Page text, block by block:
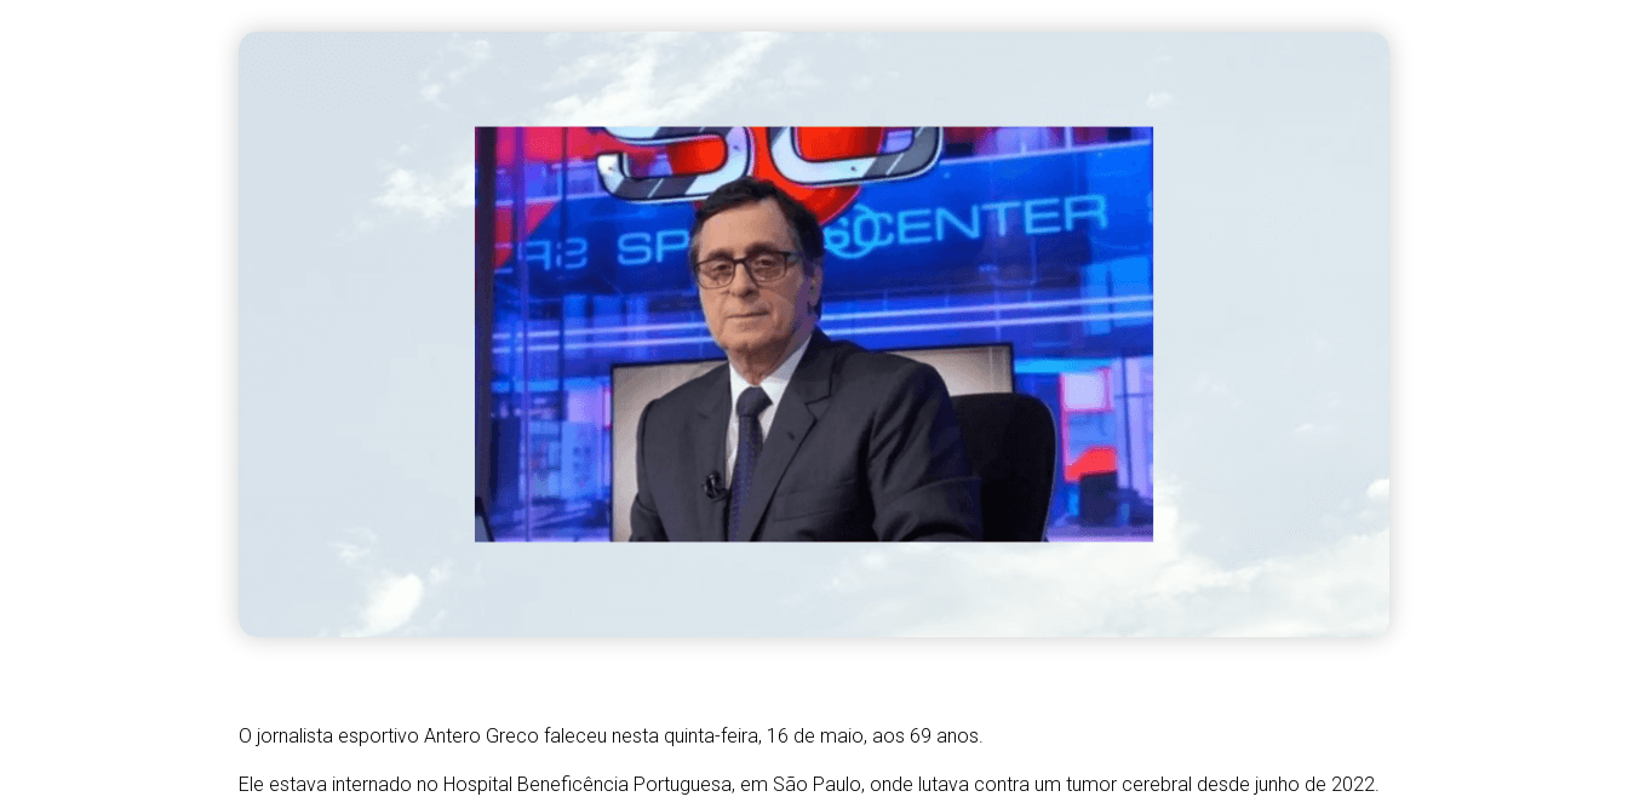
O jornalista esportivo Antero Greco faleceu nesta quinta-feira, 16 de maio, aos 69 anos.
Ele estava internado no Hospital Beneficência Portuguesa, em São Paulo, onde lutava contra um tumor cerebral desde junho de 2022.